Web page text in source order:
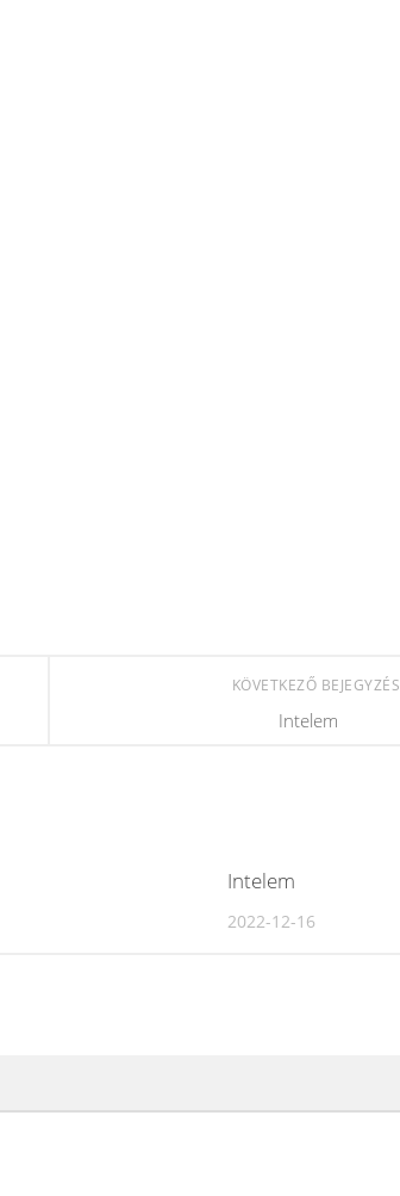
KÖVETKEZŐ BEJEGYZÉS
Intelem
Intelem
2022-12-16